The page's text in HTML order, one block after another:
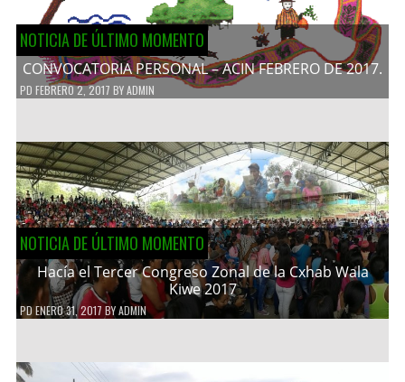
NOTICIA DE ÚLTIMO MOMENTO
CONVOCATORIA PERSONAL – ACIN FEBRERO DE 2017.
PD FEBRERO 2, 2017 BYADMIN
NOTICIA DE ÚLTIMO MOMENTO
Hacía el Tercer Congreso Zonal de la Cxhab Wala
Kiwe 2017
PDENERO 31, 2017 BYADMIN